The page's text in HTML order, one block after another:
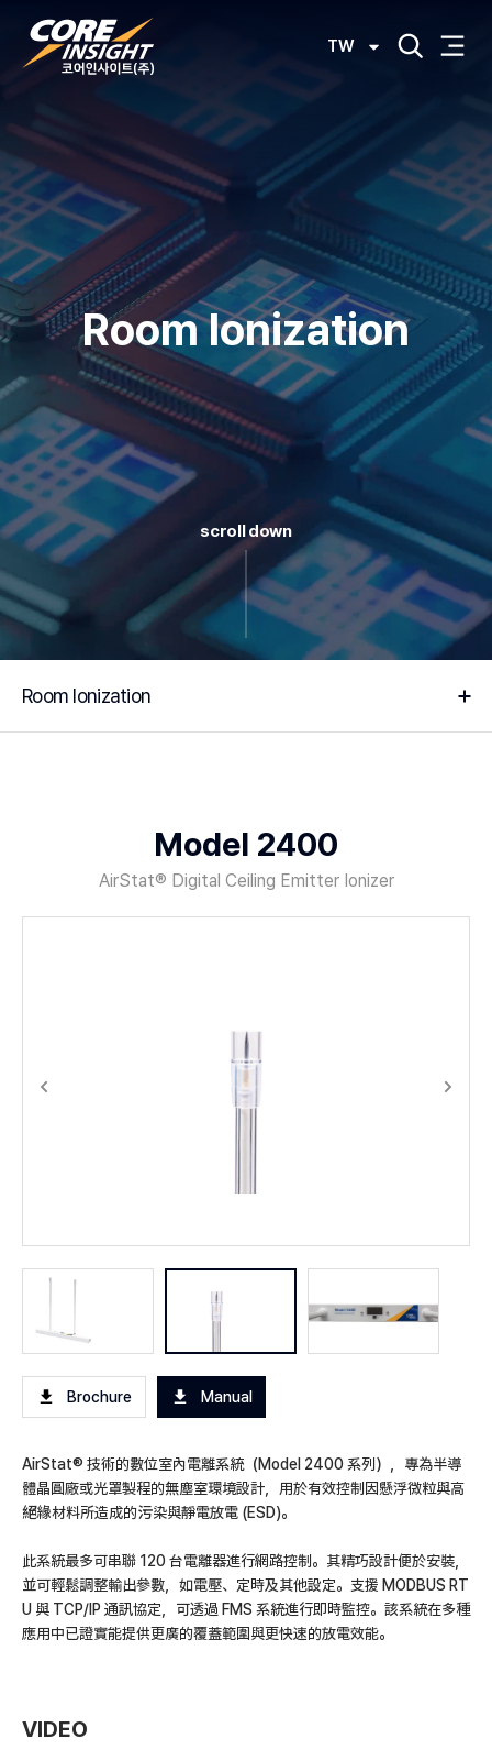
TW
Room Ionization
scroll down
Room Ionization
Model 2400
AirStat® Digital Ceiling Emitter Ionizer
Brochure Manual
AirStat® 技術的數位室內電離系統（Model 2400 系列），專為半導
體晶圓廠或光罩製程的無塵室環境設計，用於有效控制因懸浮微粒與高
絕緣材料所造成的污染與靜電放電 (ESD)。
此系統最多可串聯 120 台電離器進行網路控制。其精巧設計便於安裝，
並可輕鬆調整輸出參數，如電壓、定時及其他設定。支援 MODBUS RT
U 與 TCP/IP 通訊協定，可透過 FMS 系統進行即時監控。該系統在多種
應用中已證實能提供更廣的覆蓋範圍與更快速的放電效能。
VIDEO